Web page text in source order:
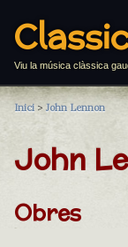
Viu la música clàssica
Inici > John Lennon
John
Obres